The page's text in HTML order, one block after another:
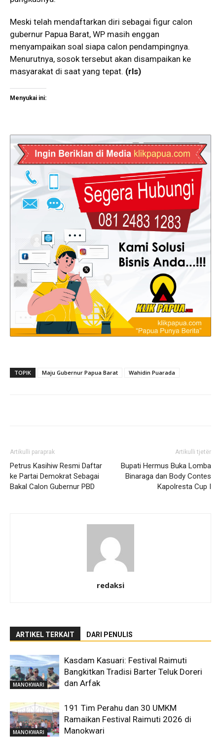
Meski telah mendaftarkan diri sebagai figur calon
gubernur Papua Barat, WP masih enggan
menyampaikan soal siapa calon pendampingnya.
Menurutnya, sosok tersebut akan disampaikan ke
masyarakat di saat yang tepat. (rls)
Menyukai ini:
TOPIK Maju Gubernur Papua Barat Wahidin Puarada
Artikulli paraprak
Petrus Kasihiw Resmi Daftar
ke Partai Demokrat Sebagai
Bakal Calon Gubernur PBD
Artikulli tjetër
Bupati Hermus Buka Lomba
Binaraga dan Body Contes
Kapolresta Cup I
redaksi
ARTIKEL TERKAIT DARI PENULIS
MANOKWARI
Kasdam Kasuari: Festival Raimuti
Bangkitkan Tradisi Barter Teluk Doreri
dan Arfak
MANOKWARI
191 Tim Perahu dan 30 UMKM
Ramaikan Festival Raimuti 2026 di
Manokwari